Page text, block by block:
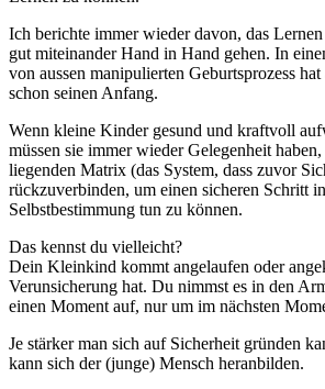
Ich berichte immer wieder davon, das
gut miteinander Hand in Hand gehen. In
von aussen manipulierten Geburtsprozess
schon seinen Anfang.
Wenn kleine Kinder gesund und kraftvoll
müssen sie immer wieder Gelegenheit
liegenden Matrix (das System, dass zuvor
rückzuverbinden, um einen sicheren Schritt
Selbstbestimmung tun zu können.
Das kennst du vielleicht?
Dein Kleinkind kommt angelaufen oder
Verunsicherung hat. Du nimmst es in den
einen Moment auf, nur um im nächsten
Je stärker man sich auf Sicherheit gründen
kann sich der (junge) Mensch heranbilden.